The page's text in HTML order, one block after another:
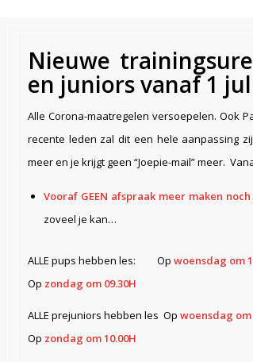
Nieuwe
en juniors vanaf 1 juli
Alle Corona-maatregelen versoepelen. Ook
recente leden zal dit een hele aanpassing
meer en je krijgt geen “Joepie-mail” meer.
Vooraf GEEN afspraak meer maken
zoveel je kan…
ALLE pups hebben les: Op woensdag om
Op zondag om 09.30H
ALLE prejuniors hebben les Op woensdag om
Op zondag om 10.00H